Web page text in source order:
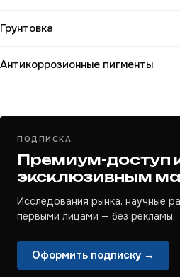
Грунтовка
Антикоррозионные пигменты
ПОДПИСКА
Премиум-доступ
эксклюзивным
Исследования рынка, научные
первыми лицами — без рекламы.
Оформить подписку →